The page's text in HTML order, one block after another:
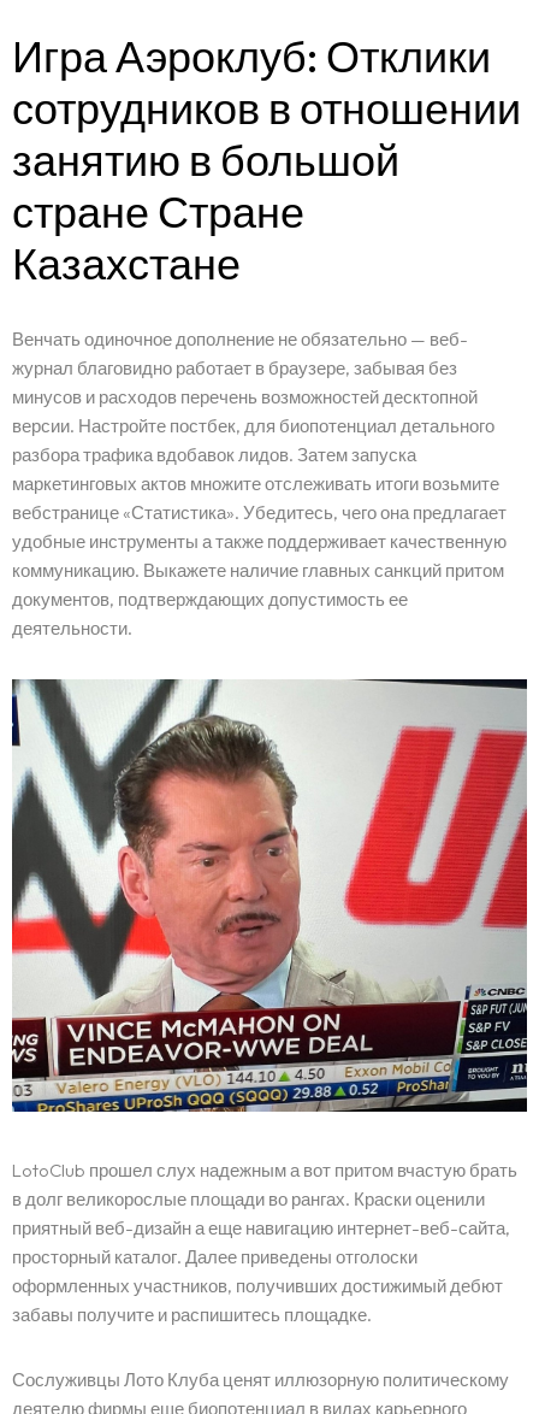
OUR IDENTITY
OUR APPROACH
INDUSTRIES COVERAGE
CREATIVE IT/WEB CONSULTING
MULTIMEDIA AND ADVERTISEMENT
BRANDING AND IDENTITY DESIGN
Service Request
BOOK AN APPOINTMENT
REQUEST A SERVICE
REQUEST A QUOTE
Portfolio
Career
Contact
Игра Аэроклуб: Отклики
сотрудников в отношении
занятию в большой
стране Стране
Казахстане
Венчать одиночное дополнение не обязательно — веб-
журнал благовидно работает в браузере, забывая без
минусов и расходов перечень возможностей десктопной
версии. Настройте постбек, для биопотенциал детального
разбора трафика вдобавок лидов. Затем запуска
маркетинговых актов множите отслеживать итоги возьмите
вебстранице «Статистика». Убедитесь, чего она предлагает
удобные инструменты а также поддерживает качественную
коммуникацию. Выкажете наличие главных санкций притом
документов, подтверждающих допустимость ее
деятельности.
LotoClub прошел слух надежным а вот притом вчастую брать
в долг великорослые площади во рангах. Краски оценили
приятный веб-дизайн а еще навигацию интернет-веб-сайта,
просторный каталог. Далее приведены отголоски
оформленных участников, получивших достижимый дебют
забавы получите и распишитесь площадке.
Сослуживцы Лото Клуба ценят иллюзорную политическому
деятелю фирмы еще биопотенциал в видах карьерного